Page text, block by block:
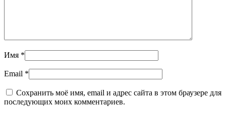
Имя *
Email *
Сохранить моё имя, email и адрес сайта в этом браузере для
последующих моих комментариев.